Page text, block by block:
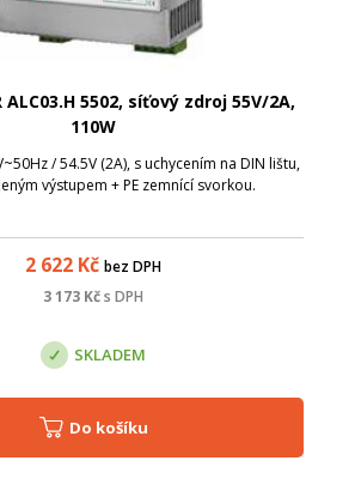
ALC03.H 5502, síťový zdroj 55V/2A,
110W
/ 54.5V (2A), s uchycením na DIN lištu,
výstupem + PE zemnící svorkou.
2 622 Kč bez DPH
3 173 Kčs DPH
SKLADEM
Do košíku